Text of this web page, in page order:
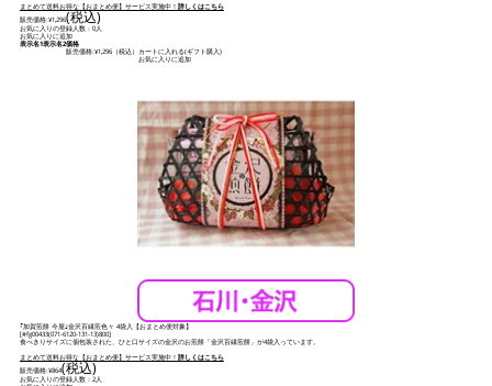
まとめて送料お得な【おまとめ便】サービス実施中！ 詳しくはこちら
販売価格:¥1,296(税込)
お気に入りの登録人数：0人
お気に入りに追加
表示名1表示名2価格
販売価格:¥1,296（税込） カートに入れる(ギフト購入)
お気に入りに追加
｢加賀煎餅 今屋｣金沢百縁煎色々 4袋入【おまとめ便対象】
[#fg00433(071-6120-131-13)800]
食べきりサイズに個包装された、ひと口サイズの金沢のお煎餅「金沢百縁煎餅」が4袋入っています。
まとめて送料お得な【おまとめ便】サービス実施中！ 詳しくはこちら
販売価格:¥864(税込)
お気に入りの登録人数：2人